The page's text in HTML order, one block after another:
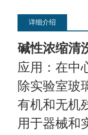
详细介绍
碱性浓缩清
应用： 在中
除实验室玻
有机和无机
用于器械和